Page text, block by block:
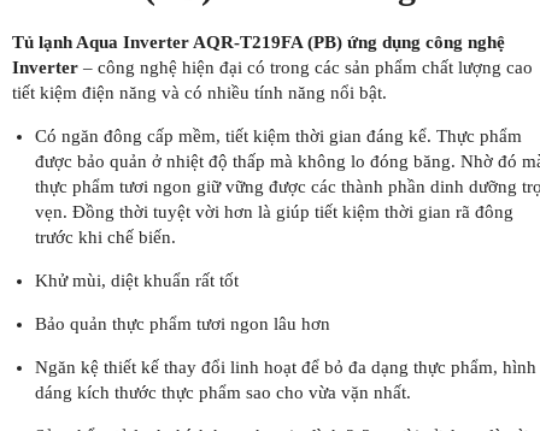
Tủ lạnh Aqua Inverter AQR-T219FA (PB) ứng dụng công nghệ
Inverter – công nghệ hiện đại có trong các sản phẩm chất lượng cao
tiết kiệm điện năng và có nhiều tính năng nổi bật.
Có ngăn đông cấp mềm, tiết kiệm thời gian đáng kể. Thực phẩm
được bảo quản ở nhiệt độ thấp mà không lo đóng băng. Nhờ đó
thực phẩm tươi ngon giữ vững được các thành phần dinh dưỡng
vẹn. Đồng thời tuyệt vời hơn là giúp tiết kiệm thời gian rã đông
trước khi chế biến.
Khử mùi, diệt khuẩn rất tốt
Bảo quản thực phẩm tươi ngon lâu hơn
Ngăn kệ thiết kế thay đổi linh hoạt để bỏ đa dạng thực phẩm, hình
dáng kích thước thực phẩm sao cho vừa vặn nhất.